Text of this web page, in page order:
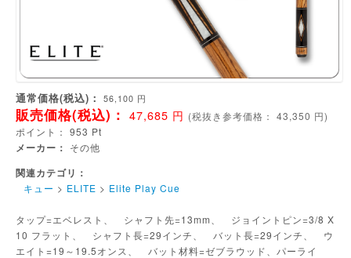
通常価格(税込)： 56,100 円
販売価格(税込)： 47,685 円 (税抜き参考価格： 43,350 円)
ポイント： 953 Pt
メーカー： その他
関連カテゴリ：
キュー > ELITE > Elite Play Cue
タップ=エベレスト、 シャフト先=13mm、 ジョイントピン=3/8 X
10 フラット、 シャフト長=29インチ、 バット長=29インチ、 ウ
エイト=19～19.5オンス、 バット材料=ゼブラウッド、パーライ